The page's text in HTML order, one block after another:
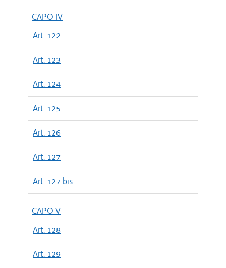
CAPO IV
Art. 122
Art. 123
Art. 124
Art. 125
Art. 126
Art. 127
Art. 127 bis
CAPO V
Art. 128
Art. 129